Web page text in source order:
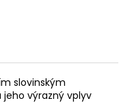
slovinským
výrazný vplyv